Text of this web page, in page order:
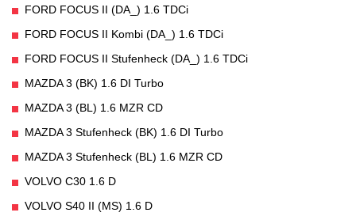
FORD FOCUS II (DA_) 1.6 TDCi
FORD FOCUS II Kombi (DA_) 1.6 TDCi
FORD FOCUS II Stufenheck (DA_) 1.6 TDCi
MAZDA 3 (BK) 1.6 DI Turbo
MAZDA 3 (BL) 1.6 MZR CD
MAZDA 3 Stufenheck (BK) 1.6 DI Turbo
MAZDA 3 Stufenheck (BL) 1.6 MZR CD
VOLVO C30 1.6 D
VOLVO S40 II (MS) 1.6 D